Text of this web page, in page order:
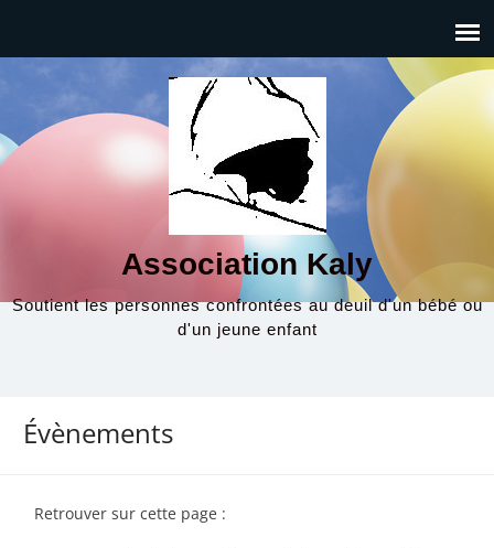
Association Kaly
Soutient les personnes confrontées au deuil d'un bébé ou
d'un jeune enfant
Évènements
Retrouver sur cette page :
00:00